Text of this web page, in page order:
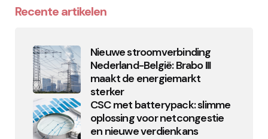
Recente artikelen
Nieuwe stroomverbinding
Nederland-België: Brabo III
maakt de energiemarkt
sterker
CSC met batterypack: slimme
oplossing voor netcongestie
en nieuwe verdienkans